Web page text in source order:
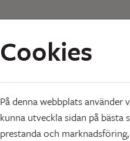
Hem Vårt utbud
Cookies
På denna webbplats
kunna utveckla sidan på
prestanda och